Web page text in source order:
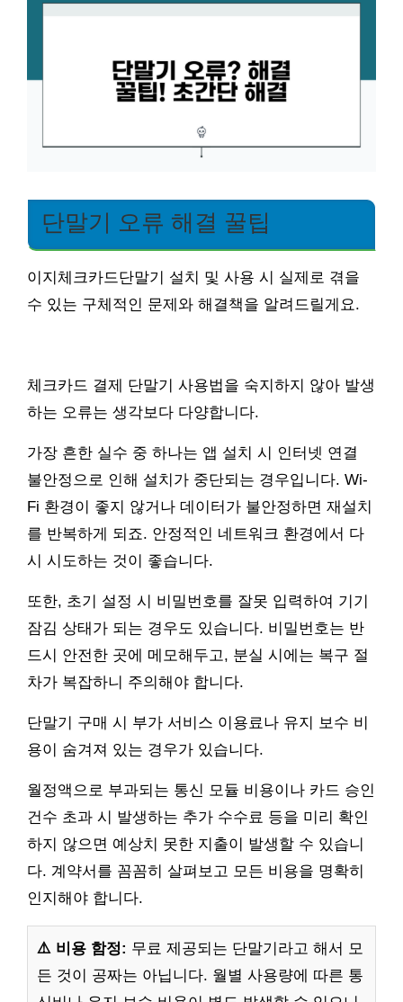
단말기 오류 해결 꿀팁
이지체크카드단말기 설치 및 사용 시 실제로 겪을
수 있는 구체적인 문제와 해결책을 알려드릴게요.
체크카드 결제 단말기 사용법을 숙지하지 않아 발생
하는 오류는 생각보다 다양합니다.
가장 흔한 실수 중 하나는 앱 설치 시 인터넷 연결
불안정으로 인해 설치가 중단되는 경우입니다. Wi-
Fi 환경이 좋지 않거나 데이터가 불안정하면 재설치
를 반복하게 되죠. 안정적인 네트워크 환경에서 다
시 시도하는 것이 좋습니다.
또한, 초기 설정 시 비밀번호를 잘못 입력하여 기기
잠김 상태가 되는 경우도 있습니다. 비밀번호는 반
드시 안전한 곳에 메모해두고, 분실 시에는 복구 절
차가 복잡하니 주의해야 합니다.
단말기 구매 시 부가 서비스 이용료나 유지 보수 비
용이 숨겨져 있는 경우가 있습니다.
월정액으로 부과되는 통신 모듈 비용이나 카드 승인
건수 초과 시 발생하는 추가 수수료 등을 미리 확인
하지 않으면 예상치 못한 지출이 발생할 수 있습니
다. 계약서를 꼼꼼히 살펴보고 모든 비용을 명확히
인지해야 합니다.
⚠️ 비용 함정: 무료 제공되는 단말기라고 해서 모
든 것이 공짜는 아닙니다. 월별 사용량에 따른 통